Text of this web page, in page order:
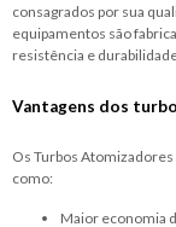
consagrados por sua
equipamentos são
resistência e
Vantagens dos
Os Turbos
como:
Maior